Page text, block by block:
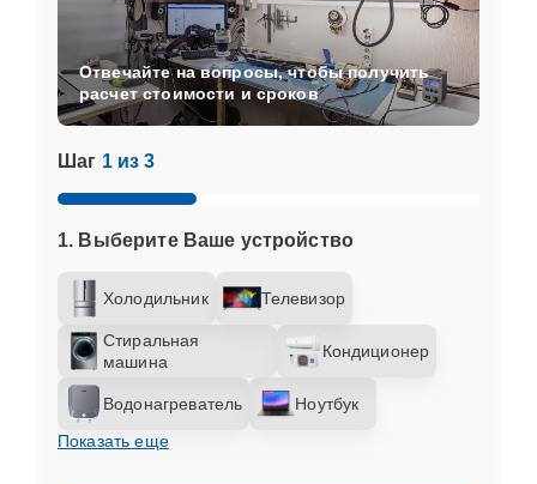
Шаг 1 из 3
1. Выберите Ваше устройство
Холодильник Телевизор
Стиральная
машина
Кондиционер
Водонагреватель
Ноутбук
Показать еще
Отвечайте на вопросы, чтобы получить
расчет стоимости и сроков